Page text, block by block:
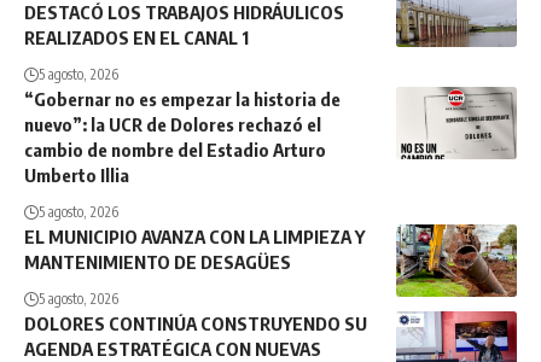
DESTACÓ LOS TRABAJOS HIDRÁULICOS
REALIZADOS EN EL CANAL 1
5 agosto, 2026
“Gobernar no es empezar la historia de
nuevo”: la UCR de Dolores rechazó el
cambio de nombre del Estadio Arturo
Umberto Illia
5 agosto, 2026
EL MUNICIPIO AVANZA CON LA LIMPIEZA Y
MANTENIMIENTO DE DESAGÜES
5 agosto, 2026
DOLORES CONTINÚA CONSTRUYENDO SU
AGENDA ESTRATÉGICA CON NUEVAS